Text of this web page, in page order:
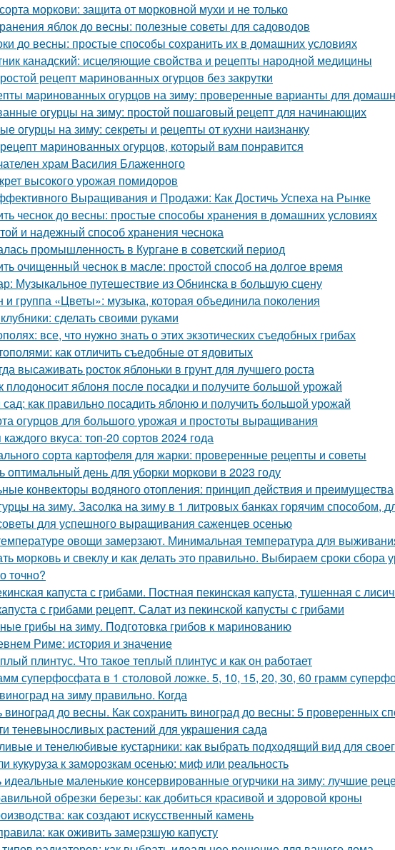
моркови: защита от морковной мухи и не только
яблок до весны: полезные советы для садоводов
до весны: простые способы сохранить их в домашних условиях
канадский: исцеляющие свойства и рецепты народной медицины
рецепт маринованных огурцов без закрутки
маринованных огурцов на зиму: проверенные варианты для
огурцы на зиму: простой пошаговый рецепт для начинающих
огурцы на зиму: секреты и рецепты от кухни наизнанку
маринованных огурцов, который вам понравится
храм Василия Блаженного
высокого урожая помидоров
Выращивания и Продажи: Как Достичь Успеха на Рынке
чеснок до весны: простые способы хранения в домашних условиях
и надежный способ хранения чеснока
промышленность в Кургане в советский период
очищенный чеснок в масле: простой способ на долгое время
Музыкальное путешествие из Обнинска в большую сцену
группа «Цветы»: музыка, которая объединила поколения
сделать своими руками
все, что нужно знать о этих экзотических съедобных грибах
как отличить съедобные от ядовитых
высаживать росток яблоньки в грунт для лучшего роста
плодоносит яблоня после посадки и получите большой урожай
как правильно посадить яблоню и получить большой урожай
огурцов для большого урожая и простоты выращивания
вкуса: топ-20 сортов 2024 года
сорта картофеля для жарки: проверенные рецепты и советы
оптимальный день для уборки моркови в 2023 году
конвекторы водяного отопления: принцип действия и преимущества
на зиму. Засолка на зиму в 1 литровых банках горячим способом,
для успешного выращивания саженцев осенью
овощи замерзают. Минимальная температура для
морковь и свеклу и как делать это правильно. Выбираем сроки сбора
точно?
капуста с грибами. Постная пекинская капуста, тушенная с
с грибами рецепт. Салат из пекинской капусты с грибами
грибы на зиму. Подготовка грибов к маринованию
Риме: история и значение
плинтус. Что такое теплый плинтус и как он работает
суперфосфата в 1 столовой ложке. 5, 10, 15, 20, 30, 60 грамм
на зиму правильно. Когда
виноград до весны. Как сохранить виноград до весны: 5 проверенных
теневыносливых растений для украшения сада
и тенелюбивые кустарники: как выбрать подходящий вид для
кукуруза к заморозкам осенью: миф или реальность
идеальные маленькие консервированные огурчики на зиму: лучшие
обрезки березы: как добиться красивой и здоровой кроны
как создают искусственный камень
как оживить замерзшую капусту